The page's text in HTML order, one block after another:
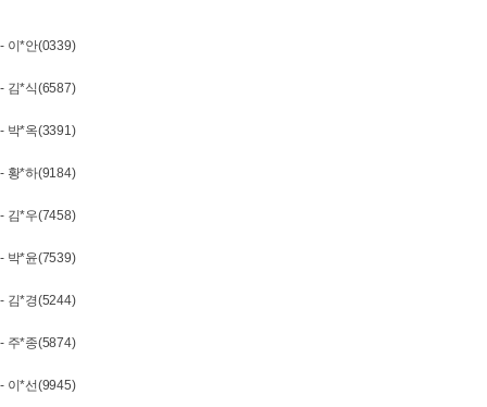
- 이*안(0339)
- 김*식(6587)
- 박*옥(3391)
- 황*하(9184)
- 김*우(7458)
- 박*윤(7539)
- 김*경(5244)
- 주*종(5874)
- 이*선(9945)